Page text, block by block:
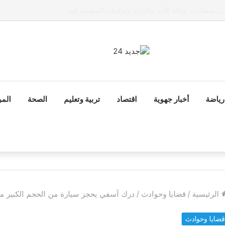
رياضة أخبار جهوية اقتصاد تربية وتعليم الصحة
الرئيسية / قضايا وحوادث / درك آسفي يحجز سيارة من الحجم الكبير
قضايا وحوادث